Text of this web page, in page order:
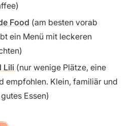
Food (am besten vorab
ein Menü mit leckeren
Lili (nur wenige Plätze, eine
empfohlen. Klein, familiär und
Essen)